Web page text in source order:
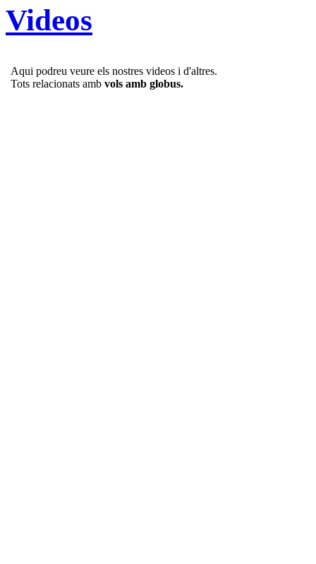
Videos
Aqui podreu veure els nostres videos i d'altres.
Tots relacionats amb vols amb globus.